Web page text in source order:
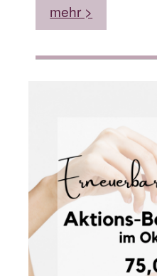
mehr >